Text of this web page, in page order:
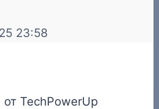
23:58
TechPowerUp